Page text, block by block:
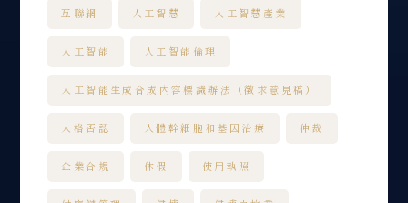
互聯網 人工智慧 人工智慧產業
人工智能 人工智能倫理
人工智能生成合成內容標識辦法（徵求意見稿）
人格否認 人體幹細胞和基因治療 仲裁
企業合規 休假 使用執照